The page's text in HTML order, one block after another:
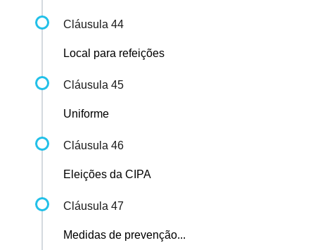
Cláusula 44
Local para refeições
Cláusula 45
Uniforme
Cláusula 46
Eleições da CIPA
Cláusula 47
Medidas de prevenção...